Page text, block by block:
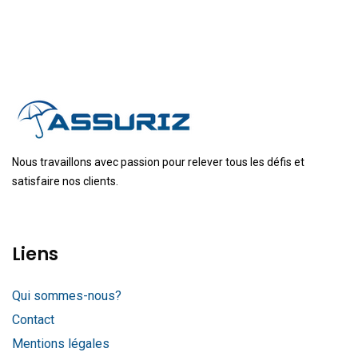
Nous travaillons avec passion pour relever tous les défis et
satisfaire nos clients.
Liens
Qui sommes-nous?
Contact
Mentions légales